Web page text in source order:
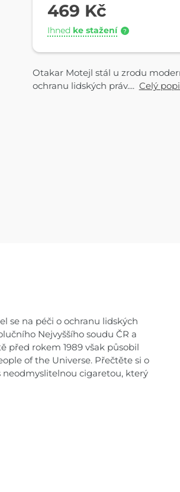
469 Kč
Ihned ke stažení ?
Otakar Motejl stál u zrodu
ochranu lidských práv.... Celý
se na péči o ochranu lidských
Nejvyššího soudu ČR a
před rokem 1989 však působil
of the Universe. Přečtěte si o
cigaretou, který